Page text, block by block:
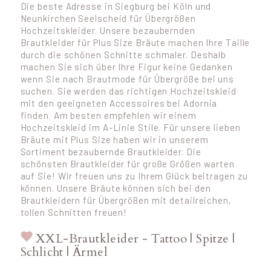
Die beste Adresse in Siegburg bei Köln und
Neunkirchen Seelscheid für Übergrößen
Hochzeitskleider. Unsere bezaubernden
Brautkleider für Plus Size Bräute machen Ihre Taille
durch die schönen Schnitte schmaler. Deshalb
machen Sie sich über Ihre Figur keine Gedanken
wenn Sie nach Brautmode für Übergröße bei uns
suchen. Sie werden das richtigen Hochzeitskleid
mit den geeigneten Accessoires bei Adornia
finden. Am besten empfehlen wir einem
Hochzeitskleid im A-Linie Stile. Für unsere lieben
Bräute mit Plus Size haben wir in unserem
Sortiment bezaubernde Brautkleider. Die
schönsten Brautkleider für große Größen warten
auf Sie! Wir freuen uns zu Ihrem Glück beitragen zu
können. Unsere Bräute können sich bei den
Brautkleidern für Übergrößen mit detailreichen,
tollen Schnitten freuen!
XXL-Brautkleider - Tattoo | Spitze |
Schlicht | Ärmel